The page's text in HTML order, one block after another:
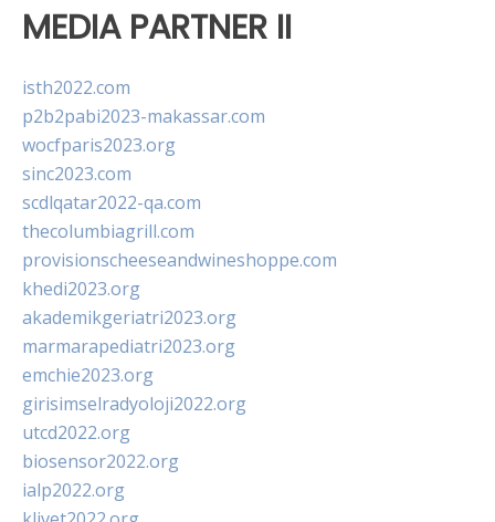
MEDIA PARTNER II
isth2022.com
p2b2pabi2023-makassar.com
wocfparis2023.org
sinc2023.com
scdlqatar2022-qa.com
thecolumbiagrill.com
provisionscheeseandwineshoppe.com
khedi2023.org
akademikgeriatri2023.org
marmarapediatri2023.org
emchie2023.org
girisimselradyoloji2022.org
utcd2022.org
biosensor2022.org
ialp2022.org